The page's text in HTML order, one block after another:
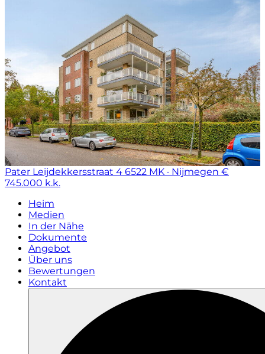
Pater Leijdekkersstraat 4 6522 MK · Nijmegen €
745.000 k.k.
Heim
Medien
In der Nähe
Dokumente
Angebot
Über uns
Bewertungen
Kontakt